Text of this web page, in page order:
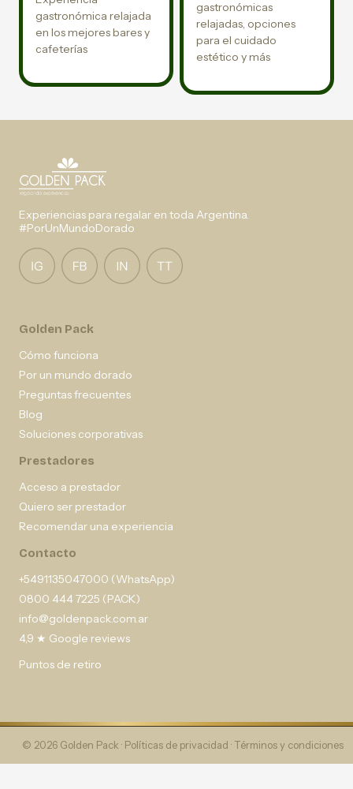
gastronómica relajada
en los mejores bares y
cafeterías
gastronómicas
relajadas, opciones
para el cuidado
estético y más
Experiencias para regalar en toda Argentina.
#PorUnMundoDorado
Golden Pack
Cómo funciona
Por un mundo dorado
Preguntas frecuentes
Blog
Soluciones corporativas
Prestadores
Acceso a prestador
Quiero ser prestador
Recomendar una experiencia
Contacto
+5491135047000 (WhatsApp)
0800 444 7225 (PACK)
info@goldenpack.com.ar
4,9 ★ Google reviews
Puntos de retiro
© 2026 Golden Pack · Políticas de privacidad · Términos y condiciones